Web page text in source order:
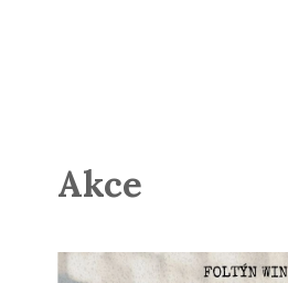
Akce